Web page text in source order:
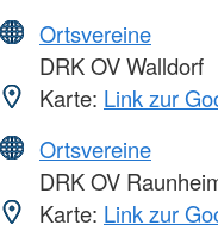
Ortsvereine
DRK OV Walldorf
Karte: Link zur
Ortsvereine
DRK OV
Karte: Link zur